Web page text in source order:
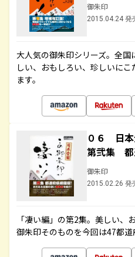
御朱印
2015.04.24 発
大人気の御朱印シリーズ。全
しい、おもしろい、珍しいに
ます。
０６ 日本
第弐集 都
御朱印
2015.02.26 発
「凄い編」の第2集。美しい、
御朱印そのものを今回は47都道